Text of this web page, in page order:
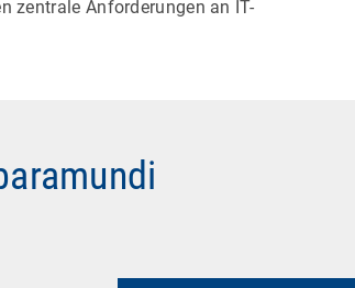
zentrale Anforderungen an IT-